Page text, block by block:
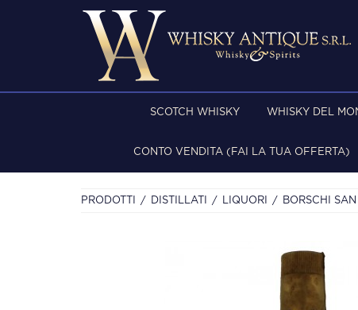
SCOTCH WHISKY WHISKY DEL
CONTO VENDITA (FAI LA TUA OFFERTA)
PRODOTTI DISTILLATI LIQUORI BORSCHI